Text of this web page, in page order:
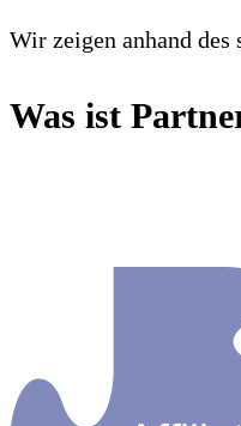
Wir zeigen anhand
Was ist